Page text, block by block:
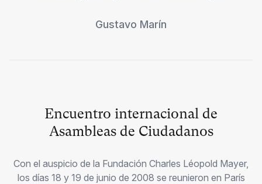
Gustavo Marín
Encuentro internacional de
Asambleas de Ciudadanos
Con el auspicio de la Fundación Charles Léopold Mayer,
los días 18 y 19 de junio de 2008 se reunieron en París